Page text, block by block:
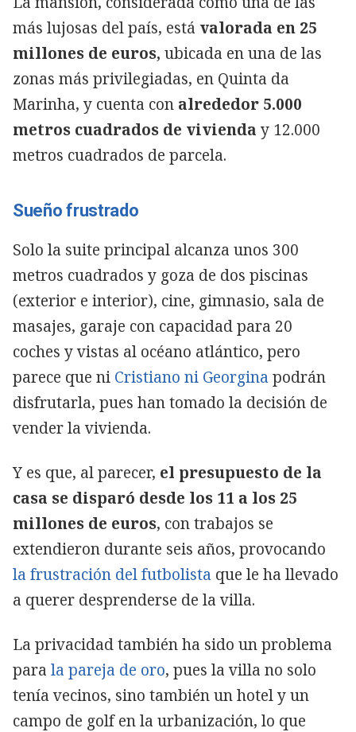
más lujosas del país, está valorada en 25
millones de euros, ubicada en una de las
zonas más privilegiadas, en Quinta da
Marinha, y cuenta con alrededor 5.000
metros cuadrados de vivienda y 12.000
metros cuadrados de parcela.
Sueño frustrado
Solo la suite principal alcanza unos 300
metros cuadrados y goza de dos piscinas
(exterior e interior), cine, gimnasio, sala de
masajes, garaje con capacidad para 20
coches y vistas al océano atlántico, pero
parece que ni Cristiano ni Georgina podrán
disfrutarla, pues han tomado la decisión de
vender la vivienda.
Y es que, al parecer, el presupuesto de la
casa se disparó desde los 11 a los 25
millones de euros, con trabajos se
extendieron durante seis años, provocando
la frustración del futbolista que le ha llevado
a querer desprenderse de la villa.
La privacidad también ha sido un problema
para la pareja de oro, pues la villa no solo
tenía vecinos, sino también un hotel y un
campo de golf en la urbanización, lo que